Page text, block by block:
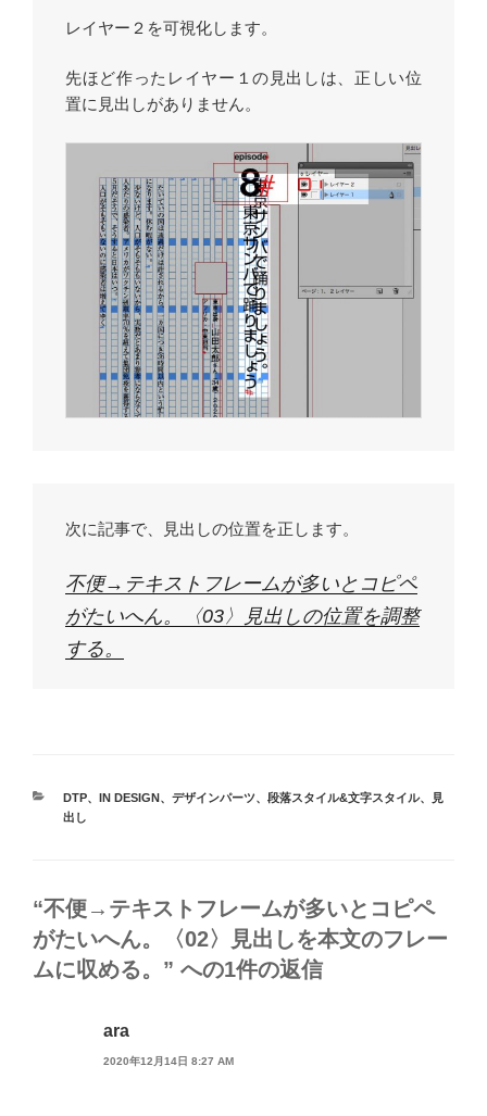
レイヤー２を可視化します。
先ほど作ったレイヤー１の見出しは、正しい位
置に見出しがありません。
次に記事で、見出しの位置を正します。
不便→テキストフレームが多いとコピペ
がたいへん。〈03〉見出しの位置を調整
する。
カ
テ
DTP、 IN DESIGN 、 デザインパーツ、 段落スタイル&文字スタイル、
見
出し
“不便→テキストフレームが多いとコピペ
がたいへん。〈02〉見出しを本文のフレー
ムに収める。” への1件の返信
ara
2020年12月14日 8:27 AM